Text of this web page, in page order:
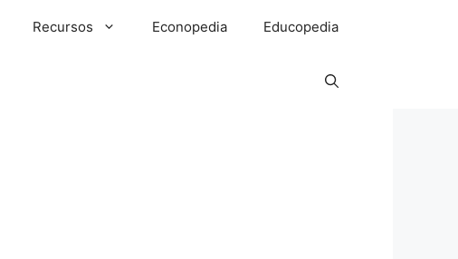
Recursos Econopedia Educopedia